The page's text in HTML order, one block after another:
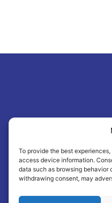
To provide the best
access device information.
data such as browsing behavior
withdrawing consent, may